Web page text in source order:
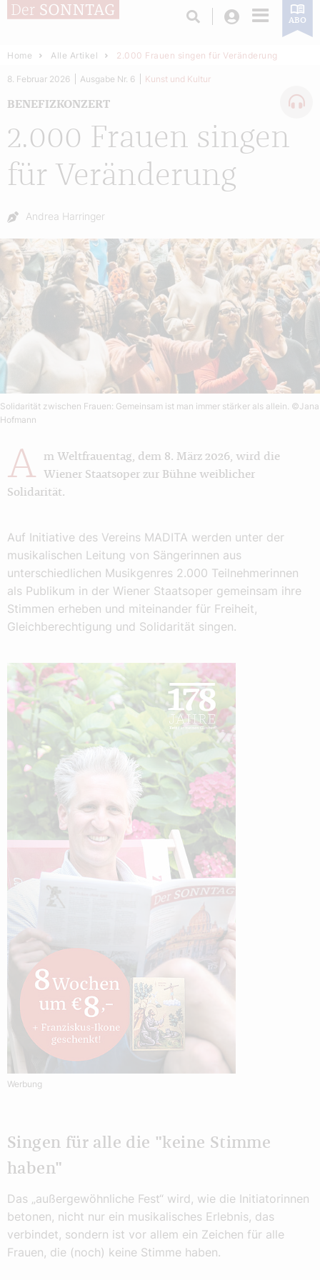
Login ABO
Home Alle Artikel 2.000 Frauen singen für Veränderung
2.000 Frauen singen
für Veränderung
BENEFIZKONZERT
8. Februar 2026 Ausgabe Nr. 6 Kunst und Kultur
Autor:
Andrea Harringer
Solidarität zwischen Frauen: Gemeinsam ist man immer stärker als allein. ©Jana
Hofmann
A
m Weltfrauentag, dem 8. März 2026, wird die
Wiener Staatsoper zur Bühne weiblicher
Solidarität.
Auf Initiative des Vereins MADITA werden unter der
musikalischen Leitung von Sängerinnen aus
unterschiedlichen Musikgenres 2.000 Teilnehmerinnen
als Publikum in der Wiener Staatsoper gemeinsam ihre
Stimmen erheben und miteinander für Freiheit,
Gleichberechtigung und Solidarität singen.
Werbung
Singen für alle die "keine Stimme
haben"
Das „außergewöhnliche Fest“ wird, wie die Initiatorinnen
betonen, nicht nur ein musikalisches Erlebnis, das
verbindet, sondern ist vor allem ein Zeichen für alle
Frauen, die (noch) keine Stimme haben.